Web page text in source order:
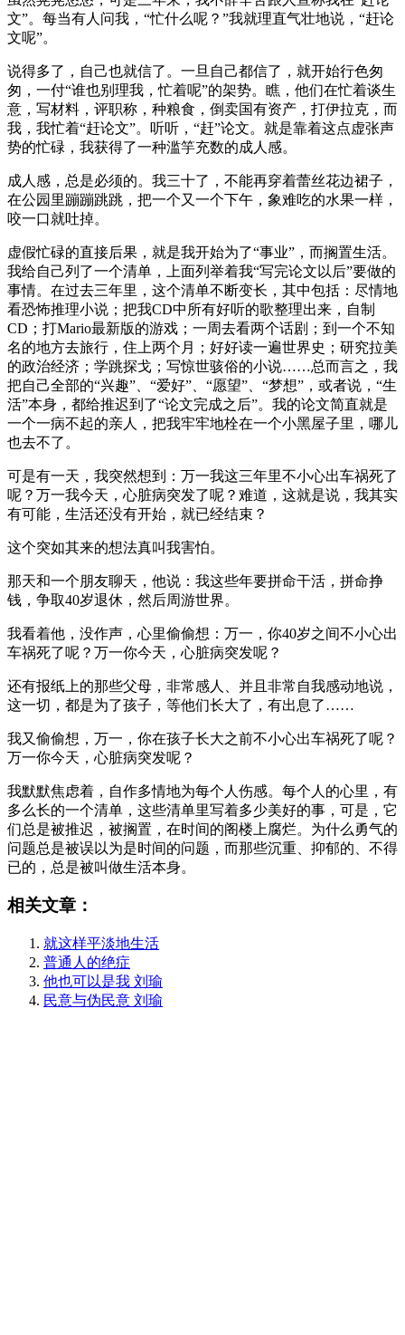
文”。每当有人问我，“忙什么呢？”我就理直气壮地说，“赶论
文呢”。
说得多了，自己也就信了。一旦自己都信了，就开始行色匆
匆，一付“谁也别理我，忙着呢”的架势。瞧，他们在忙着谈生
意，写材料，评职称，种粮食，倒卖国有资产，打伊拉克，而
我，我忙着“赶论文”。听听，“赶”论文。就是靠着这点虚张声
势的忙碌，我获得了一种滥竽充数的成人感。
成人感，总是必须的。我三十了，不能再穿着蕾丝花边裙子，
在公园里蹦蹦跳跳，把一个又一个下午，象难吃的水果一样，
咬一口就吐掉。
虚假忙碌的直接后果，就是我开始为了“事业”，而搁置生活。
我给自己列了一个清单，上面列举着我“写完论文以后”要做的
事情。在过去三年里，这个清单不断变长，其中包括：尽情地
看恐怖推理小说；把我CD中所有好听的歌整理出来，自制
CD；打Mario最新版的游戏；一周去看两个话剧；到一个不知
名的地方去旅行，住上两个月；好好读一遍世界史；研究拉美
的政治经济；学跳探戈；写惊世骇俗的小说……总而言之，我
把自己全部的“兴趣”、“爱好”、“愿望”、“梦想”，或者说，“生
活”本身，都给推迟到了“论文完成之后”。我的论文简直就是
一个一病不起的亲人，把我牢牢地栓在一个小黑屋子里，哪儿
也去不了。
可是有一天，我突然想到：万一我这三年里不小心出车祸死了
呢？万一我今天，心脏病突发了呢？难道，这就是说，我其实
有可能，生活还没有开始，就已经结束？
这个突如其来的想法真叫我害怕。
那天和一个朋友聊天，他说：我这些年要拼命干活，拼命挣
钱，争取40岁退休，然后周游世界。
我看着他，没作声，心里偷偷想：万一，你40岁之间不小心出
车祸死了呢？万一你今天，心脏病突发呢？
还有报纸上的那些父母，非常感人、并且非常自我感动地说，
这一切，都是为了孩子，等他们长大了，有出息了……
我又偷偷想，万一，你在孩子长大之前不小心出车祸死了呢？
万一你今天，心脏病突发呢？
我默默焦虑着，自作多情地为每个人伤感。每个人的心里，有
多么长的一个清单，这些清单里写着多少美好的事，可是，它
们总是被推迟，被搁置，在时间的阁楼上腐烂。为什么勇气的
问题总是被误以为是时间的问题，而那些沉重、抑郁的、不得
已的，总是被叫做生活本身。
相关文章：
就这样平淡地生活
普通人的绝症
他也可以是我 刘瑜
民意与伪民意 刘瑜